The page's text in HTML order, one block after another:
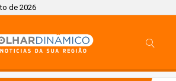
de 2026